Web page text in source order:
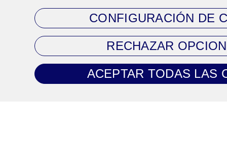
CONTACTO
Tel. 93 720 83 64
Mail:
clientes@climaprecios.com
CONFIGURACIÓN DE
RECHAZAR
ACEPTAR TODAS LAS